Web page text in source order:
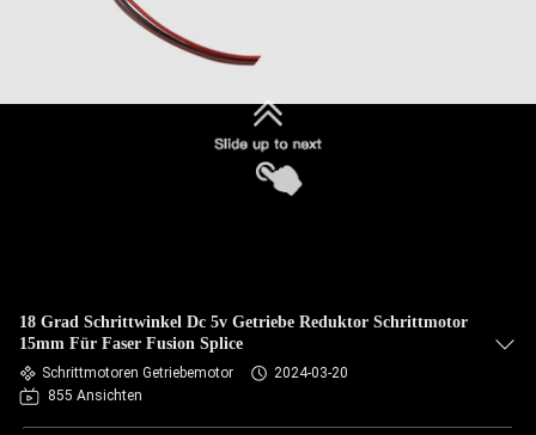
18 Grad Schrittwinkel Dc 5v Getriebe Reduktor Schrittmotor
15mm Für Faser Fusion Splice
Schrittmotoren Getriebemotor
2024-03-20
855 Ansichten